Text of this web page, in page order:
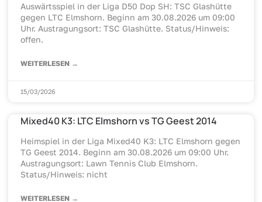
Auswärtsspiel in der Liga D50 Dop SH: TSC Glashütte
gegen LTC Elmshorn. Beginn am 30.08.2026 um 09:00
Uhr. Austragungsort: TSC Glashütte. Status/Hinweis:
offen.
WEITERLESEN →
15/03/2026
Mixed40 K3: LTC Elmshorn vs TG Geest 2014
Heimspiel in der Liga Mixed40 K3: LTC Elmshorn gegen
TG Geest 2014. Beginn am 30.08.2026 um 09:00 Uhr.
Austragungsort: Lawn Tennis Club Elmshorn.
Status/Hinweis: nicht
WEITERLESEN →